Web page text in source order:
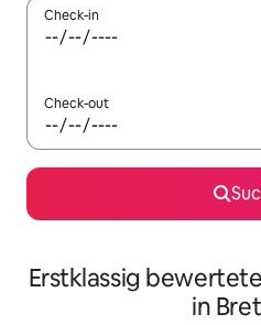
Check-in
Check-out
Erstklassig
in